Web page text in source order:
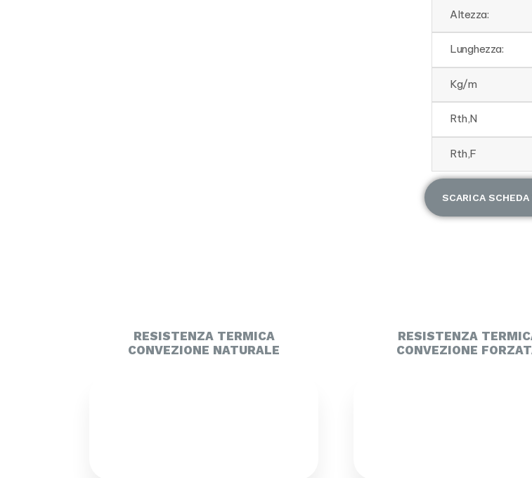
Altezza:
Lunghezza:
Kg/m
Rth,N
Rth,F
SCARICA
RESISTENZA TERMICA
CONVEZIONE NATURALE
RESISTENZA
CONVEZIONE